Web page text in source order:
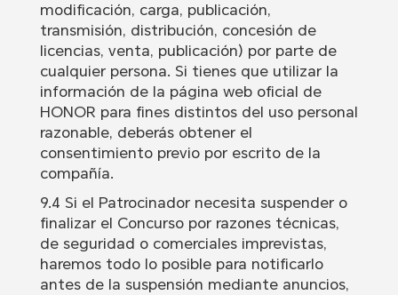
modificación, carga, publicación,
transmisión, distribución, concesión de
licencias, venta, publicación) por parte de
cualquier persona. Si tienes que utilizar la
información de la página web oficial de
HONOR para fines distintos del uso personal
razonable, deberás obtener el
consentimiento previo por escrito de la
compañía.
9.4 Si el Patrocinador necesita suspender o
finalizar el Concurso por razones técnicas,
de seguridad o comerciales imprevistas,
haremos todo lo posible para notificarlo
antes de la suspensión mediante anuncios,